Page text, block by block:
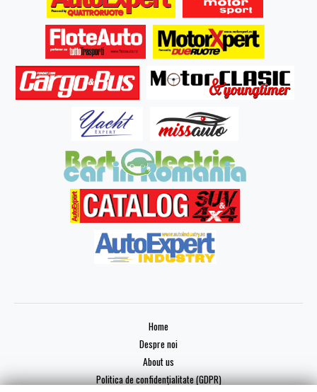
Home
Despre noi
About us
Politica de confidențialitate (GDPR)